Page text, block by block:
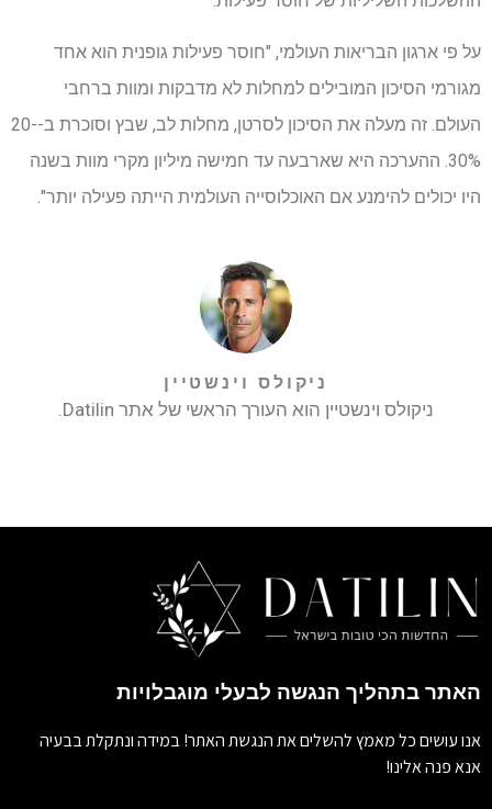
על פי ארגון הבריאות העולמי, "חוסר פעילות גופנית הוא אחד
מגורמי הסיכון המובילים למחלות לא מדבקות ומוות ברחבי
העולם. זה מעלה את הסיכון לסרטן, מחלות לב, שבץ וסוכרת ב-20-
30%. ההערכה היא שארבעה עד חמישה מיליון מקרי מוות בשנה
היו יכולים להימנע אם האוכלוסייה העולמית הייתה פעילה יותר".
ניקולס וינשטיין
ניקולס וינשטיין הוא העורך הראשי של אתר Datilin.
האתר בתהליך הנגשה לבעלי מוגבלויות
אנו עושים כל מאמץ להשלים את הנגשת האתר! במידה ונתקלת בבעיה
אנא פנה אלינו!